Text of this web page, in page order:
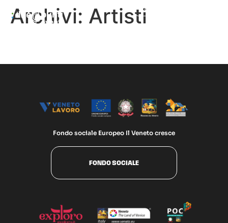
EN
Archivi: Artisti
Fondo sociale Europeo Il Veneto cresce
FONDO SOCIALE